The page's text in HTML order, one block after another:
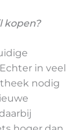
kopen?
in veel
nodig